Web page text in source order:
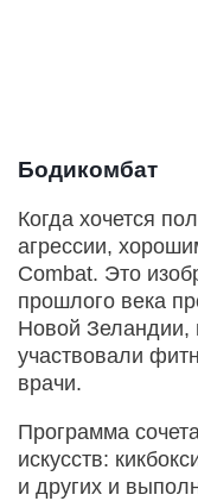
Бодикомбат
Когда хочется
агрессии,
Combat. Это
прошлого века
Новой Зеландии,
участвовали
врачи.
Программа
искусств:
и других и